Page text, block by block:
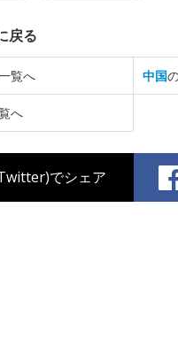
戻る
覧へ 中国
へ
でシェア